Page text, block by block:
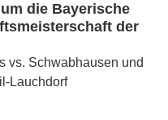
die Bayerische
der
vs. Schwabhausen und
Lauchdorf